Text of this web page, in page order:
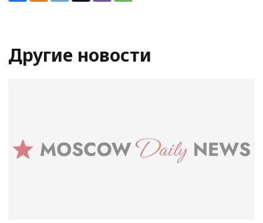
Другие новости